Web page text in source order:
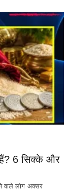
6 सिक्के और
वाले लोग अक्सर